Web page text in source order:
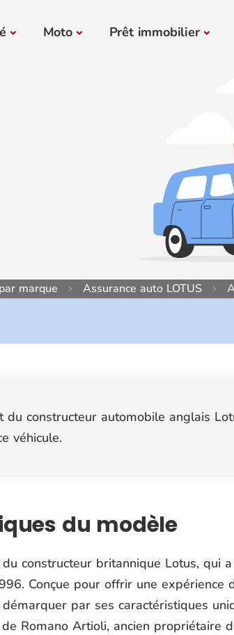
Moto Prêt immobilier
marque Assurance auto LOTUS
constructeur automobile anglais
véhicule.
du modèle
constructeur britannique Lotus, qui
Conçue pour offrir une expérience
par ses caractéristiques
Romano Artioli, ancien propriétaire